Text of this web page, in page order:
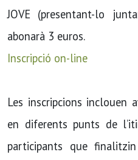
JOVE (presentant-lo
abonarà 3 euros.
Inscripció on-line
Les inscripcions
en diferents punts de
participants que